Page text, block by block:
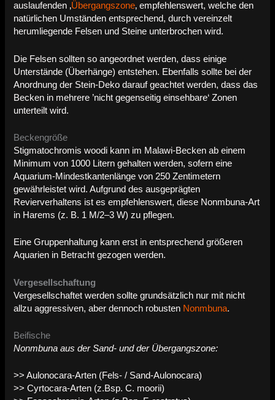
auslaufenden ‚Übergangszone‚ empfehlenswert, welche den
natürlichen Umständen entsprechend, durch vereinzelt
herumliegende Felsen und Steine unterbrochen wird.
Die Felsen sollten so angeordnet werden, dass einige
Unterstände (Überhänge) entstehen. Ebenfalls sollte bei der
Anordnung der Stein-Deko darauf geachtet werden, dass das
Becken in mehrere ’nicht gegenseitig einsehbare‘ Zonen
unterteilt wird.
Beckengröße
Stigmatochromis woodi kann im Malawi-Becken ab einem
Minimum von 1000 Litern gehalten werden, sofern eine
Aquarium-Mindestkantenlänge von 250 Zentimetern
gewährleistet wird.Aufgrund des ausgeprägten
Revierverhaltens ist es empfehlenswert, diese Nonmbuna-Art
in Harems (z. B. 1 M/2–3 W) zu pflegen.
Eine Gruppenhaltung kann erst in entsprechend größeren
Aquarien in Betracht gezogen werden.
Vergesellschaftung
Vergesellschaftet werden sollte grundsätzlich nur mit nicht
allzu aggressiven, aber dennoch robusten Nonmbuna.
Beifische
Nonmbuna aus der Sand- und der Übergangszone:
>> Aulonocara-Arten (Fels- / Sand-Aulonocara)
>> Cyrtocara-Arten (z.Bsp. C. moorii)